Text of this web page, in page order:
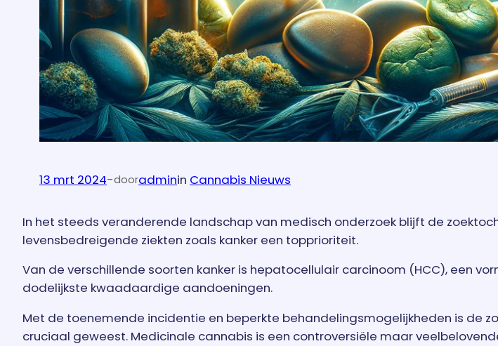
13 mrt 2024-dooradminin Cannabis Nieuws
In het steeds veranderende landschap van medisch onderzoek blijft de
levensbedreigende ziekten zoals kanker een topprioriteit.
Van de verschillende soorten kanker is hepatocellulair carcinoom (HCC), een
dodelijkste kwaadaardige aandoeningen.
Met de toenemende incidentie en beperkte behandelingsmogelijkheden is de
cruciaal geweest. Medicinale cannabis is een controversiële maar